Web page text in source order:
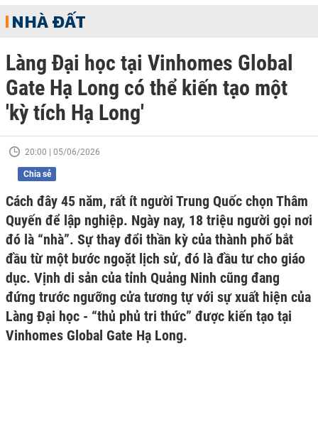
NHÀ ĐẤT
Làng Đại học tại Vinhomes Global
Gate Hạ Long có thể kiến tạo một
'kỳ tích Hạ Long'
20:00 | 05/06/2026
Chia sẻ
Cách đây 45 năm, rất ít người Trung Quốc chọn Thâm
Quyến để lập nghiệp. Ngày nay, 18 triệu người gọi nơi
đó là “nhà”. Sự thay đổi thần kỳ của thành phố bắt
đầu từ một bước ngoặt lịch sử, đó là đầu tư cho giáo
dục. Vịnh di sản của tỉnh Quảng Ninh cũng đang
đứng trước ngưỡng cửa tương tự với sự xuất hiện của
Làng Đại học - “thủ phủ tri thức” được kiến tạo tại
Vinhomes Global Gate Hạ Long.